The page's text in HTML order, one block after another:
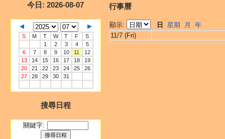
今日 : 2026-08-07
S M T W T F
S
1
2 3 4
5
6
7 8 9 10 11
12
13
14 15 16 17 18
19
20
21 22 23 24 25
26
27
28 29 30 31
搜尋日程
關鍵字:
行事曆
顯示: 日 星期 月
年
11/7 (Fri)